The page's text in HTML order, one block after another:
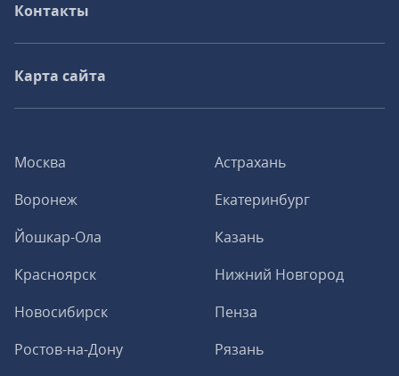
Москва
Астрахань
Воронеж
Екатеринбург
Йошкар-Ола
Казань
Красноярск
Нижний Новгород
Новосибирск
Пенза
Ростов-на-Дону
Рязань
Контакты
Карта сайта